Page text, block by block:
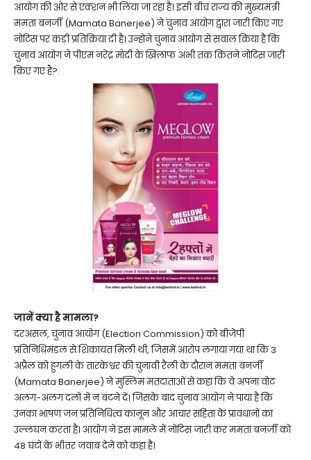
आयोग की ओर से एक्शन भी लिया जा रहा है। इसी बीच राज्य की मुख्यमंत्री
ममता बनर्जी (Mamata Banerjee) ने चुनाव आयोग द्वारा जारी किए गए
नोटिस पर कड़ी प्रतिक्रिया दी है। उन्होंने चुनाव आयोग से सवाल किया है कि
चुनाव आयोग ने पीएम नरेंद्र मोदी के खिलाफ अभी तक कितने नोटिस जारी
किए गए हैं?.
जानें क्या है मामला?
दरअसल, चुनाव आयोग (Election Commission) को बीजेपी
प्रतिनिधिमंडल से शिकायत मिली थी, जिसमें आरोप लगाया गया था कि 3
अप्रैल को हुगली के तारकेश्वर की चुनावी रैली के दौरान ममता बनर्जी
(Mamata Banerjee) ने मुस्लिम मतदाताओं से कहा कि वे अपना वोट
अलग-अलग दलों में न बंटने दें। जिसके बाद चुनाव आयोग ने पाया है कि
उनका भाषण जन प्रतिनिधित्व कानून और आचार संहिता के प्रावधानों का
उल्लंघन करता है। आयोग ने इस मामले में नोटिस जारी कर ममता बनर्जी को
48 घंटों के भीतर जवाब देने को कहा है।